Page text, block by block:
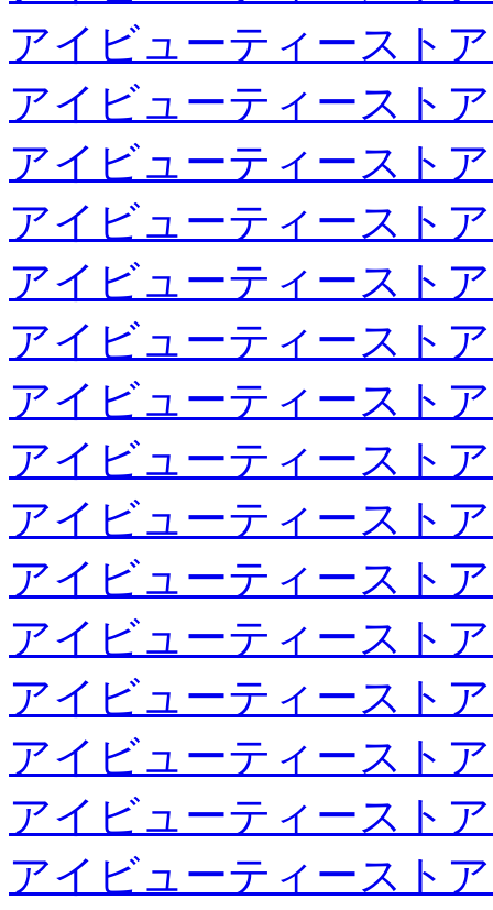
アイビューティースト
アイビューティースト
アイビューティースト
アイビューティースト
アイビューティースト
アイビューティースト
アイビューティースト
アイビューティースト
アイビューティースト
アイビューティースト
アイビューティースト
アイビューティースト
アイビューティースト
アイビューティースト
アイビューティースト